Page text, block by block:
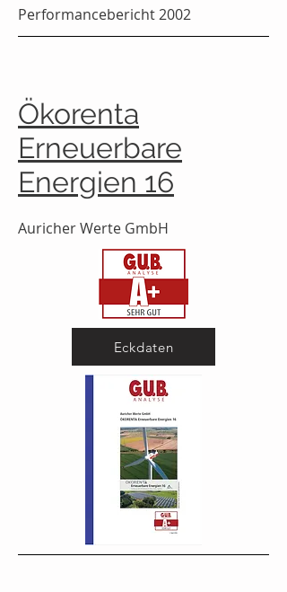
Performancebericht 2002
Ökorenta
Erneuerbare
Energien 16
Auricher Werte GmbH
Eckdaten